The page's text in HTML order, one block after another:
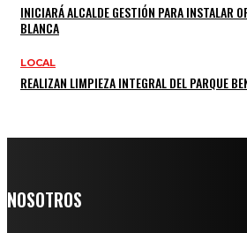
INICIARÁ ALCALDE GESTIÓN PARA INSTALAR
BLANCA
LOCAL
REALIZAN LIMPIEZA INTEGRAL DEL PARQUE
NOSOTROS